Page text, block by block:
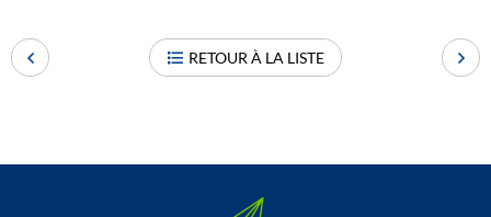
RETOUR À LA LISTE